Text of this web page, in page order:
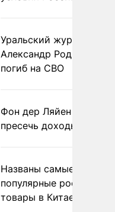
Уральский журналист
Александр Родионов
погиб на СВО
Фон дер Ляйен
пресечь доходы России
Названы самые
популярные российские
товары в Китае